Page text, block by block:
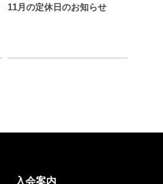
11月の定休日のお知らせ
入会案内